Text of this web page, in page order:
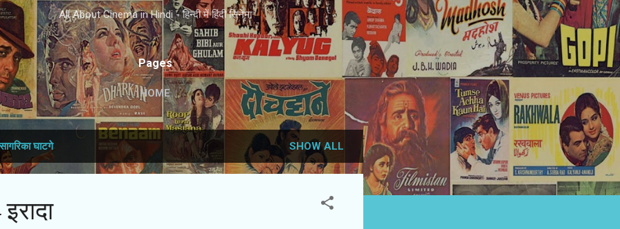
All About Cinema in Hindi - हिन्दी में हिंदी सिनेमा
Pages
HOME
सागरिका घाटगे SHOW ALL